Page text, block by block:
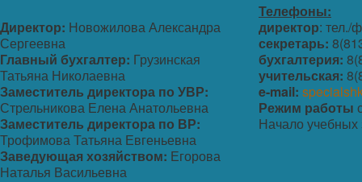
Директор: Новожилова Александра
Сергеевна
Главный бухгалтер: Грузинская
Татьяна Николаевна
Заместитель директора по УВР:
Стрельникова Елена Анатольевна
Заместитель директора по ВР:
Трофимова Татьяна Евгеньевна
Заведующая хозяйством: Егорова
Наталья Васильевна
Телефоны:
директор: тел./
секретарь:
бухгалтерия:
учительская:
e-mail:
Режим работы
Начало учебных